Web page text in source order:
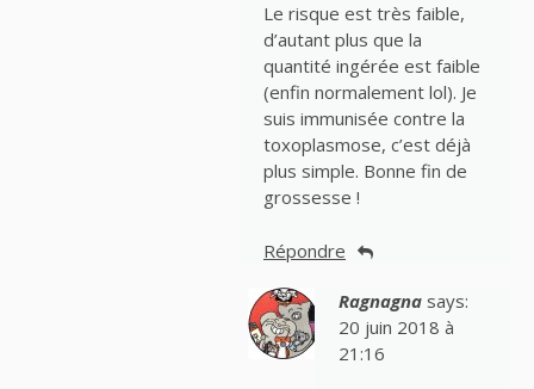
Le risque est très faible,
d’autant plus que la
quantité ingérée est faible
(enfin normalement lol). Je
suis immunisée contre la
toxoplasmose, c’est déjà
plus simple. Bonne fin de
grossesse !
Répondre
Ragnagna says:
20 juin 2018 à
21:16